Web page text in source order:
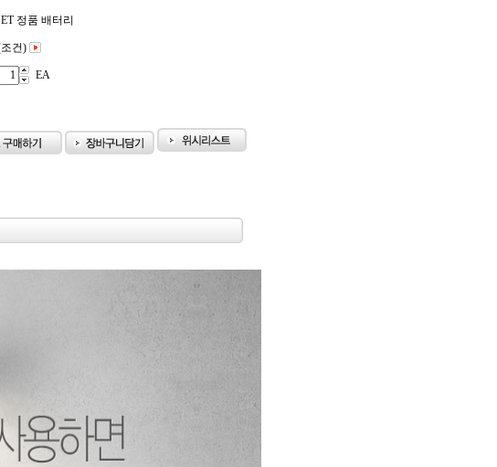
정품 배터리
건)
EA